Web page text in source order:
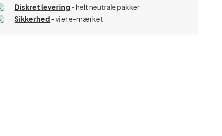
Diskret levering - helt neutrale pakker
Sikkerhed - vi er e-mærket